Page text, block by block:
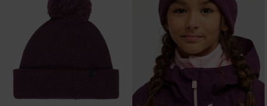
Swim
Kleding
Accessoires